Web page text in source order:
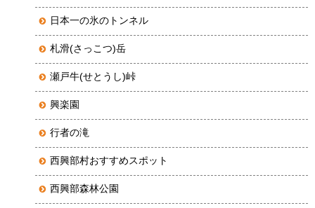
日本一の氷のトンネル
札滑(さっこつ)岳
瀬戸牛(せとうし)峠
興楽園
行者の滝
西興部村おすすめスポット
西興部森林公園